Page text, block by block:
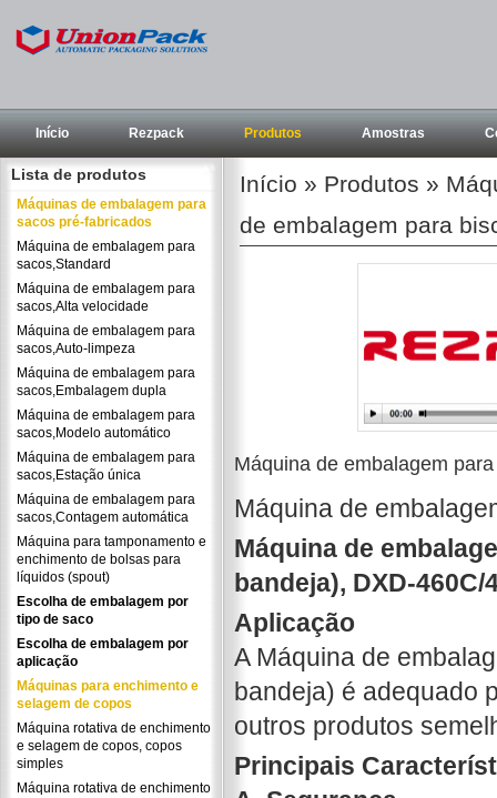
Início Rezpack Produtos Amostras
Lista de produtos
Máquinas de embalagem para
sacos pré-fabricados
Máquina de embalagem para
sacos,Standard
Máquina de embalagem para
sacos,Alta velocidade
Máquina de embalagem para
sacos,Auto-limpeza
Máquina de embalagem para
sacos,Embalagem dupla
Máquina de embalagem para
sacos,Modelo automático
Máquina de embalagem para
sacos,Estação única
Máquina de embalagem para
sacos,Contagem automática
Máquina para tamponamento e
enchimento de bolsas para
líquidos (spout)
Escolha de embalagem por
tipo de saco
Escolha de embalagem por
aplicação
Máquinas para enchimento e
selagem de copos
Máquina rotativa de enchimento
e selagem de copos, copos
simples
Máquina rotativa de enchimento
Início » Produtos »
de embalagem para
Máquina de embalagem
Máquina de
Máquina de
bandeja), DXD-460C/
Aplicação
A Máquina de
bandeja) é adequado
outros produtos
Principais